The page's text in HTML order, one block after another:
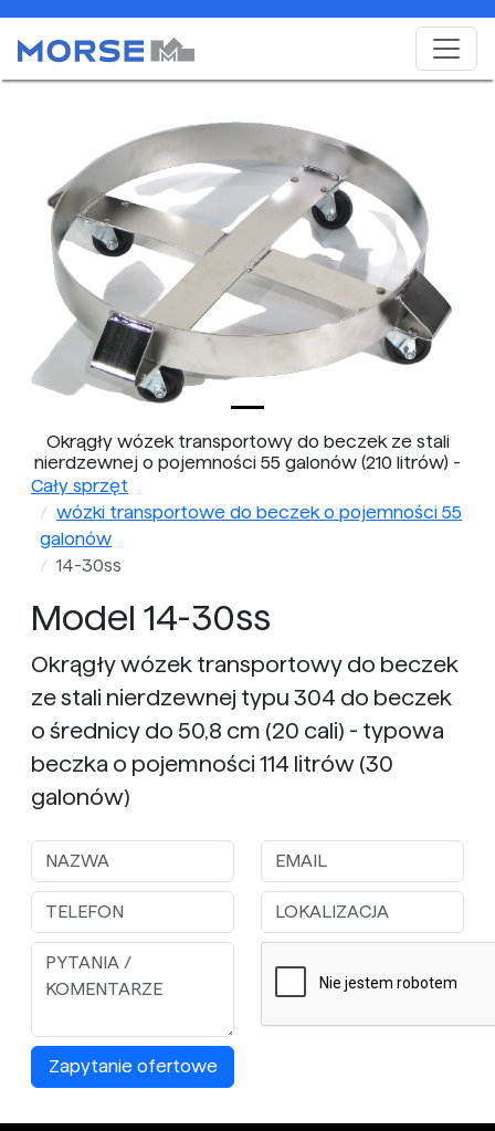
Okrągły wózek transportowy do beczek ze stali
nierdzewnej o pojemności 55 galonów (210 litrów) -
Cały sprzęt
wózki transportowe do beczek o pojemności 55
galonów
14-30ss
Model 14-30ss
Okrągły wózek transportowy do beczek
ze stali nierdzewnej typu 304 do beczek
o średnicy do 50,8 cm (20 cali) - typowa
beczka o pojemności 114 litrów (30
galonów)
Zapytanie ofertowe